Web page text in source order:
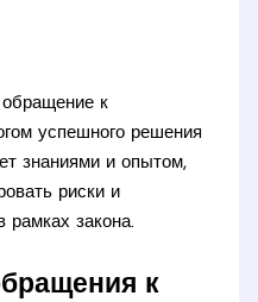
к
успешного решения
знаниями и опытом,
риски и
рамках закона.
к